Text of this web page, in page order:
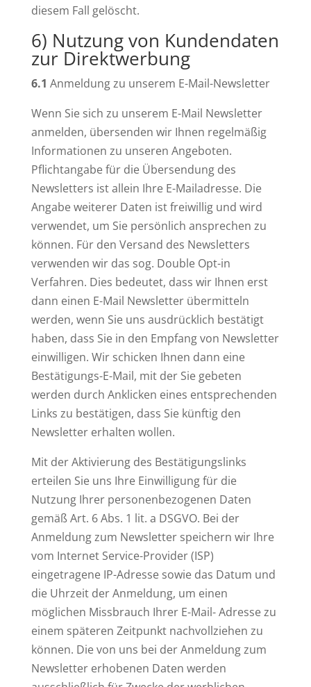
diesem Fall gelöscht.
6) Nutzung von Kundendaten
zur Direktwerbung
6.1 Anmeldung zu unserem E-Mail-Newsletter
Wenn Sie sich zu unserem E-Mail Newsletter
anmelden, übersenden wir Ihnen regelmäßig
Informationen zu unseren Angeboten.
Pflichtangabe für die Übersendung des
Newsletters ist allein Ihre E-Mailadresse. Die
Angabe weiterer Daten ist freiwillig und wird
verwendet, um Sie persönlich ansprechen zu
können. Für den Versand des Newsletters
verwenden wir das sog. Double Opt-in
Verfahren. Dies bedeutet, dass wir Ihnen erst
dann einen E-Mail Newsletter übermitteln
werden, wenn Sie uns ausdrücklich bestätigt
haben, dass Sie in den Empfang von Newsletter
einwilligen. Wir schicken Ihnen dann eine
Bestätigungs-E-Mail, mit der Sie gebeten
werden durch Anklicken eines entsprechenden
Links zu bestätigen, dass Sie künftig den
Newsletter erhalten wollen.
Mit der Aktivierung des Bestätigungslinks
erteilen Sie uns Ihre Einwilligung für die
Nutzung Ihrer personenbezogenen Daten
gemäß Art. 6 Abs. 1 lit. a DSGVO. Bei der
Anmeldung zum Newsletter speichern wir Ihre
vom Internet Service-Provider (ISP)
eingetragene IP-Adresse sowie das Datum und
die Uhrzeit der Anmeldung, um einen
möglichen Missbrauch Ihrer E-Mail- Adresse zu
einem späteren Zeitpunkt nachvollziehen zu
können. Die von uns bei der Anmeldung zum
Newsletter erhobenen Daten werden